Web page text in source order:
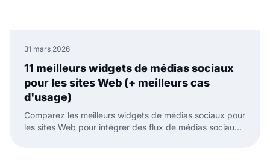
31 mars 2026
11 meilleurs widgets de médias sociaux
pour les sites Web (+ meilleurs cas
d'usage)
Comparez les meilleurs widgets de médias sociaux pour
les sites Web pour intégrer des flux de médias sociaux,